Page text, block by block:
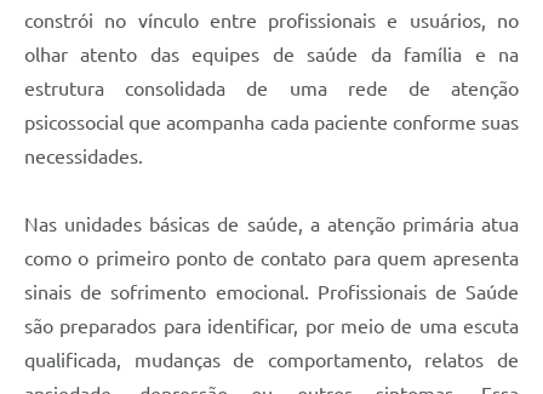
constrói no vínculo entre profissionais e usuários, no
olhar atento das equipes de saúde da família e na
estrutura consolidada de uma rede de atenção
psicossocial que acompanha cada paciente conforme suas
necessidades.
Nas unidades básicas de saúde, a atenção primária atua
como o primeiro ponto de contato para quem apresenta
sinais de sofrimento emocional. Profissionais de Saúde
são preparados para identificar, por meio de uma escuta
qualificada, mudanças de comportamento, relatos de